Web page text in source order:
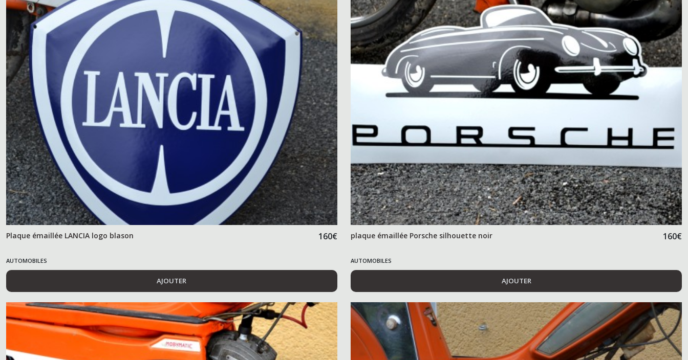
Plaque émaillée LANCIA logo blason 160€
AUTOMOBILES
AJOUTER
plaque émaillée Porsche silhouette noir 160€
AUTOMOBILES
AJOUTER